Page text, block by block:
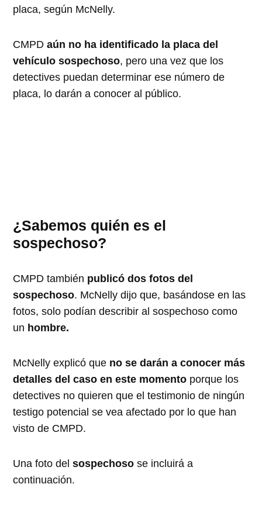
placa, según McNelly.
CMPDaún no ha identificado la placa del
vehículo sospechoso, pero una vez que los
detectives puedan determinar ese número de
placa, lo darán a conocer al público.
¿Sabemos quién es el
sospechoso?
CMPD también publicó dos fotos del
sospechoso. McNelly dijo que, basándose en las
fotos, solo podían describir al sospechoso como
un hombre.
McNelly explicó que no se darán a conocer más
detalles del caso en este momento porque los
detectives no quieren que el testimonio de ningún
testigo potencial se vea afectado por lo que han
visto de CMPD.
Una foto delsospechoso se incluirá a
continuación.